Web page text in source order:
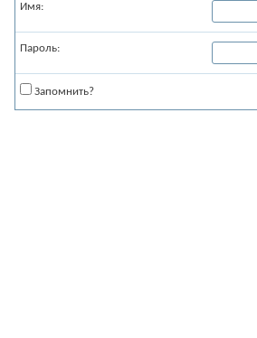
Имя:
Пароль:
Запомнить?